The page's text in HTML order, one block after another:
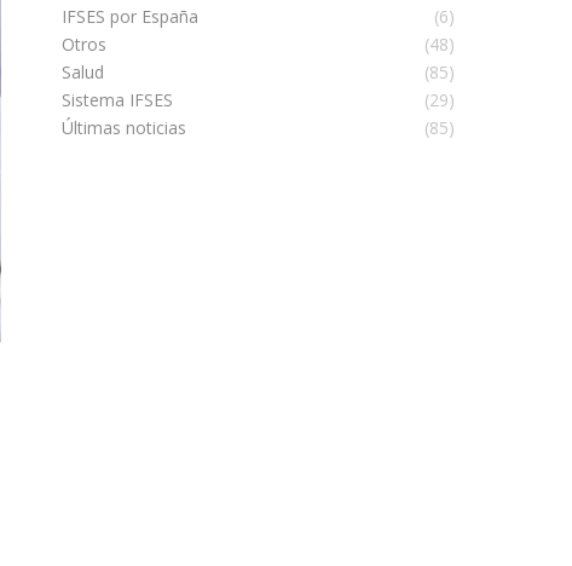
IFSES por España
(6)
Otros
(48)
Salud
(85)
Sistema IFSES
(29)
Últimas noticias
(85)